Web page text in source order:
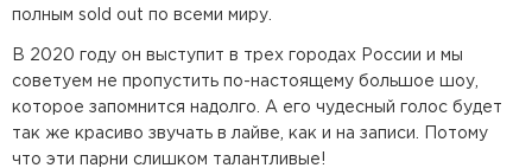
полным sold out по всеми миру.
В 2020 году он выступит в трех городах России и мы
советуем не пропустить по-настоящему большое шоу,
которое запомнится надолго. А его чудесный голос будет
так же красиво звучать в лайве, как и на записи. Потому
что эти парни слишком талантливые!